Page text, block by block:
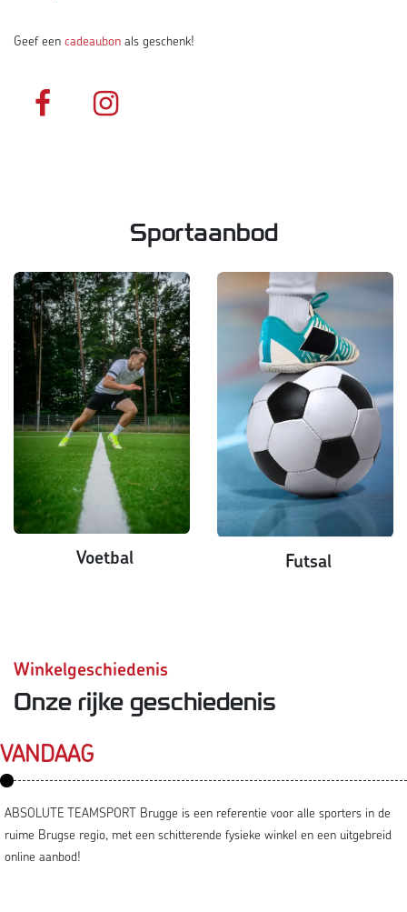
Geef een cadeaubon als geschenk!
Sportaanbod
Voetbal Futsal
Winkelgeschiedenis
Onze rijke geschiedenis
VANDAAG
ABSOLUTE TEAMSPORT Brugge is een referentie voor alle sporters in de
ruime Brugse regio, met een schitterende fysieke winkel en een uitgebreid
online aanbod!